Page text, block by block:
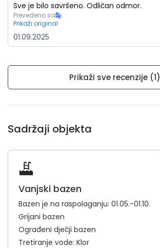
Sve je bilo savršeno. Odličan odmor.
Prevedeno sa
Prikaži original
01.09.2025
Prikaži sve recenzije (1)
Sadržaji objekta
Vanjski bazen
Bazen je na raspolaganju: 01.05.-01.10.
Grijani bazen
Ograđeni dječji bazen
Tretiranje vode: Klor